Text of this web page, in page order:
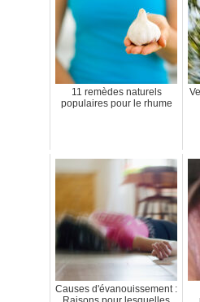
11 remèdes naturels
populaires pour le rhume
Causes d'évanouissement :